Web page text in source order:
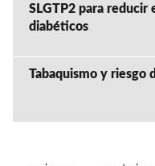
SLGTP2 para reducir
diabéticos
Tabaquismo y riesgo